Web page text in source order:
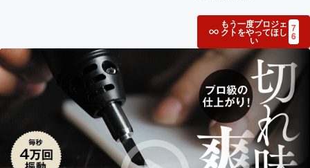
もう一度プロジェ
クトをやってほし
い
7
6